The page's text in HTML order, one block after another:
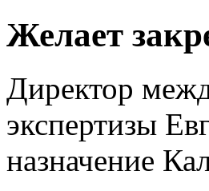
Желает
Директор
экспертизы
назначение